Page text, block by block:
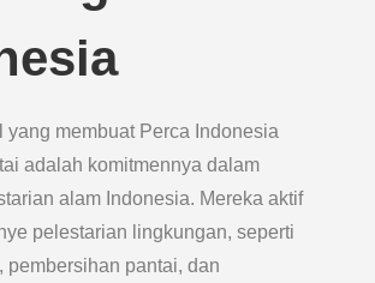
yang membuat Perca Indonesia
adalah komitmennya dalam
alam Indonesia. Mereka aktif
pelestarian lingkungan, seperti
pembersihan pantai, dan